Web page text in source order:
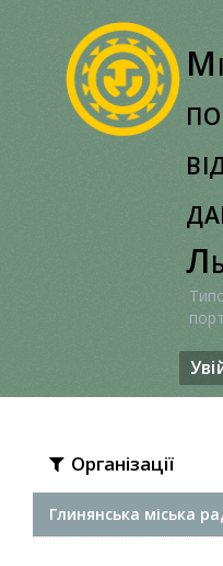
Організації
Глинянська міська